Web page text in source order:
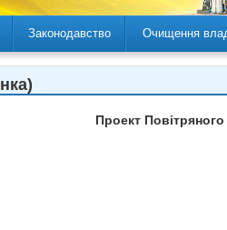
Законодавство Очищення
Проект